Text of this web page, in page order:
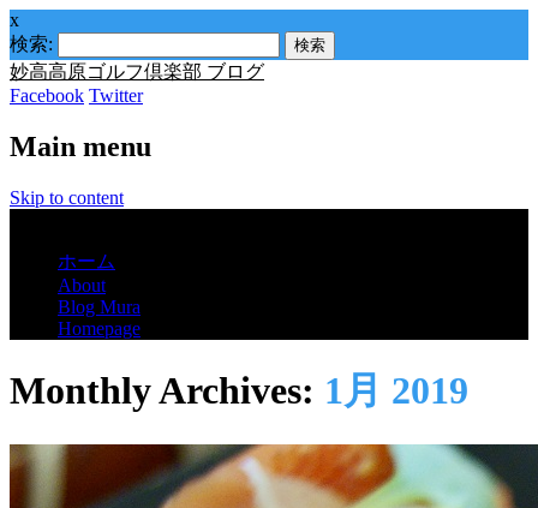
x
検索:
妙高高原ゴルフ倶楽部 ブログ
Facebook Twitter
Main menu
Skip to content
ホーム
About
Blog Mura
Homepage
Monthly Archives: 1月 2019